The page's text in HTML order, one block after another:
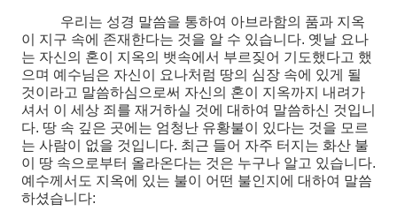
우리는 성경 말씀을 통하여 아브라함의 품과 지옥
이 지구 속에 존재한다는 것을 알 수 있습니다. 옛날 요나
는 자신의 혼이 지옥의 뱃속에서 부르짖어 기도했다고 했
으며 예수님은 자신이 요나처럼 땅의 심장 속에 있게 될
것이라고 말씀하심으로써 자신의 혼이 지옥까지 내려가
셔서 이 세상 죄를 재거하실 것에 대하여 말씀하신 것입니
다. 땅 속 깊은 곳에는 엄청난 유황불이 있다는 것을 모르
는 사람이 없을 것입니다. 최근 들어 자주 터지는 화산 불
이 땅 속으로부터 올라온다는 것은 누구나 알고 있습니다.
예수께서도 지옥에 있는 불이 어떤 불인지에 대하여 말씀
하셨습니다: